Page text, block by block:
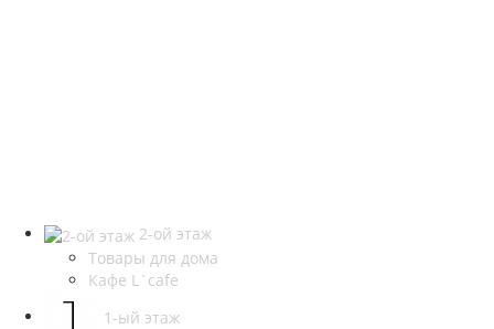
2-ой этаж
Товары для дома
Кафе L`cafe
1-ый этаж